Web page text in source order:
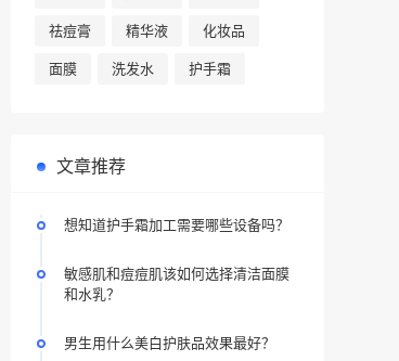
祛痘膏 精华液 化妆品
面膜 洗发水 护手霜
文章推荐
想知道护手霜加工需要哪些设备吗？
敏感肌和痘痘肌该如何选择清洁面膜
和水乳？
男生用什么美白护肤品效果最好？